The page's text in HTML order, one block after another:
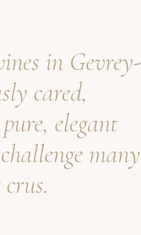
in Gevrey-
cared,
elegant
many
crus.